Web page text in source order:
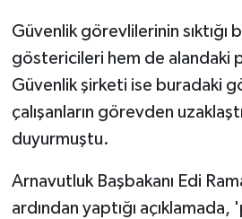
Güvenlik görevlilerinin sıktığı
göstericileri hem de alandaki
Güvenlik şirketi ise buradaki
çalışanların görevden
duyurmuştu.
Arnavutluk Başbakanı Edi
ardından yaptığı